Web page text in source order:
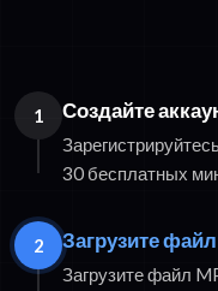
1 Создайте
30 бесплатных
2 Загрузите файл
Загрузите файл